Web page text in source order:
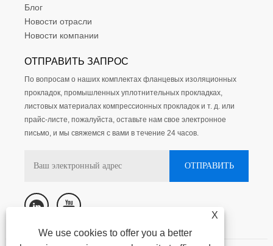
Блог
Новости отрасли
Новости компании
ОТПРАВИТЬ ЗАПРОС
По вопросам о наших комплектах фланцевых изоляционных
прокладок, промышленных уплотнительных прокладках,
листовых материалах компрессионных прокладок и т. д. или
прайс-листе, пожалуйста, оставьте нам свое электронное
письмо, и мы свяжемся с вами в течение 24 часов.
X
We use cookies to offer you a better